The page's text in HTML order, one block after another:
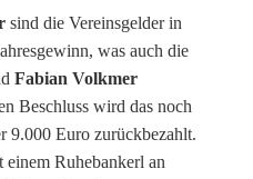
sind die Vereinsgelder in
was auch die
Fabian Volkmer
Beschluss wird das noch
9.000 Euro zurückbezahlt.
einem Ruhebankerl an